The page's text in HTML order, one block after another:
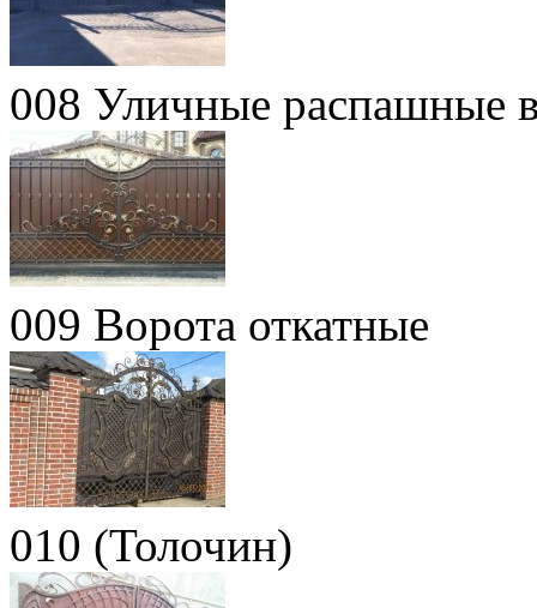
008 Уличные распашные
009 Ворота откатные
010 (Толочин)